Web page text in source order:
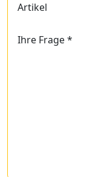
Artikel
Ihre Frage *